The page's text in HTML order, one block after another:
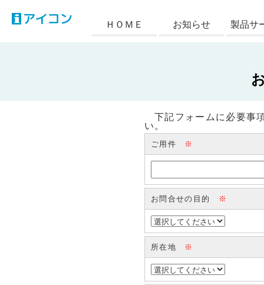
アイコン ＨＯＭＥ お知らせ 製品サ
下記フォームに必要事
い。
ご用件 ※
お問合せの目的 ※
所在地 ※